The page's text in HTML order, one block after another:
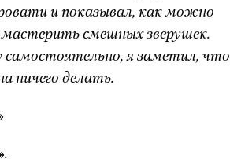
и показывал, как можно
смешных зверушек.
самостоятельно, я заметил, что
ничего делать.